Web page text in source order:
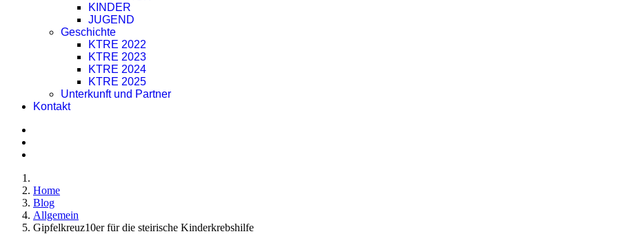
KINDER
JUGEND
Geschichte
KTRE 2022
KTRE 2023
KTRE 2024
KTRE 2025
Unterkunft und Partner
Kontakt
Home
Blog
Allgemein
Gipfelkreuz10er für die steirische Kinderkrebshilfe